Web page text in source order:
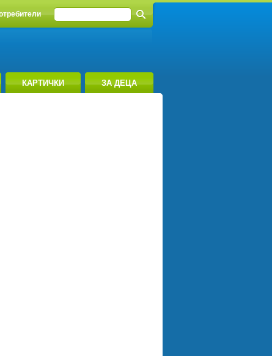
КАРТИЧКИ ЗА ДЕЦА